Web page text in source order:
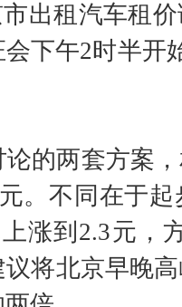
出租汽车租
下午2时半开
的两套方案
元。不同在于
涨到 2.3元，
将北京早晚